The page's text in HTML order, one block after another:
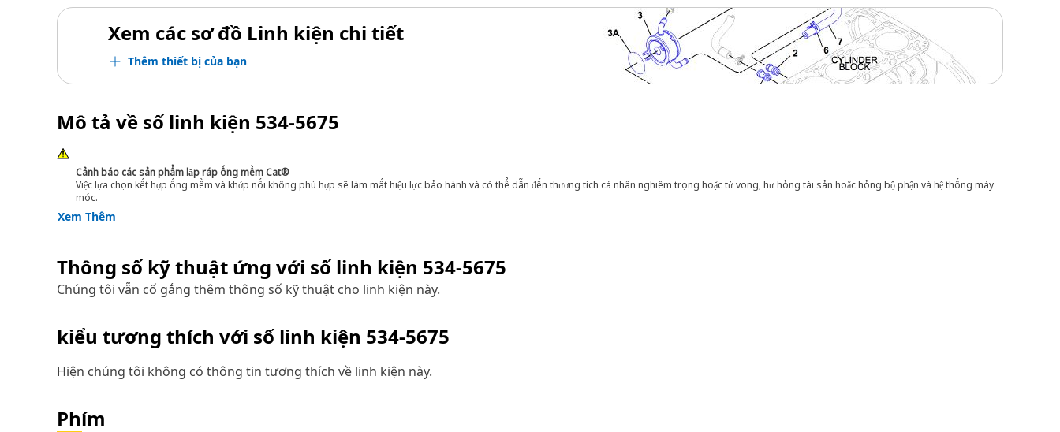
Xem các sơ đồ Linh kiện chi tiết
Thêm thiết bị của bạn
Mô tả về số linh kiện 534-5675
Cảnh báo các sản phẩm lắp ráp ống mềm Cat®
Việc lựa chọn kết hợp ống mềm và khớp nối không phù hợp sẽ làm mất hiệu lực bảo hành và có thể dẫn đến thương tích cá nhân nghiêm trọng hoặc tử vong, hư hỏng tài sản hoặc hỏng bộ phận và hệ thống máy
móc.
Xem Thêm
Thông số kỹ thuật ứng với số linh kiện 534-5675
Chúng tôi vẫn cố gắng thêm thông số kỹ thuật cho linh kiện này.
kiểu tương thích với số linh kiện 534-5675
Hiện chúng tôi không có thông tin tương thích về linh kiện này.
Phím